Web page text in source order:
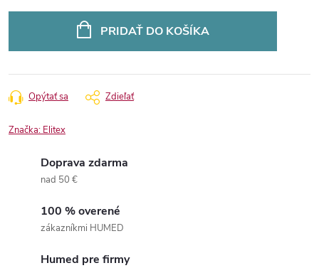
PRIDAŤ DO KOŠÍKA
Opýtať sa Zdieľať
Značka: Elitex
Doprava zdarma
nad 50 €
100 % overené
zákazníkmi HUMED
Humed pre firmy